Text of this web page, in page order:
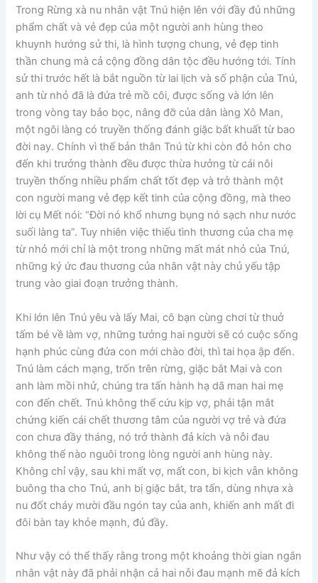
Trong Rừng xà nu nhân vật Tnú hiện lên với đầy đủ những
phẩm chất và vẻ đẹp của một người anh hùng theo
khuynh hướng sử thi, là hình tượng chung, vẻ đẹp tinh
thần chung mà cả cộng đồng dân tộc đều hướng tới. Tính
sử thi trước hết là bắt nguồn từ lai lịch và số phận của Tnú,
anh từ nhỏ đã là đứa trẻ mồ côi, được sống và lớn lên
trong vòng tay bảo bọc, nâng đỡ của dân làng Xô Man,
một ngôi làng có truyền thống đánh giặc bất khuất từ bao
đời nay. Chính vì thế bản thân Tnú từ khi còn đỏ hỏn cho
đến khi trưởng thành đều được thừa hưởng từ cái nôi
truyền thống nhiều phẩm chất tốt đẹp và trở thành một
con người mang vẻ đẹp kết tinh của cộng đồng, mà theo
lời cụ Mết nói: “Đời nó khổ nhưng bụng nó sạch như nước
suối làng ta”. Tuy nhiên việc thiếu tình thương của cha mẹ
từ nhỏ mới chỉ là một trong những mất mát nhỏ của Tnú,
những ký ức đau thương của nhân vật này chủ yếu tập
trung vào giai đoạn trưởng thành.
Khi lớn lên Tnú yêu và lấy Mai, cô bạn cùng chơi từ thuở
tấm bé về làm vợ, những tưởng hai người sẽ có cuộc sống
hạnh phúc cùng đứa con mới chào đời, thì tai họa ập đến.
Tnú làm cách mạng, trốn trên rừng, giặc bắt Mai và con
anh làm mồi nhử, chúng tra tấn hành hạ dã man hai mẹ
con đến chết. Tnú không thể cứu kịp vợ, phải tận mắt
chứng kiến cái chết thương tâm của người vợ trẻ và đứa
con chưa đầy tháng, nó trở thành đả kích và nỗi đau
không thể nào nguôi trong lòng người anh hùng này.
Không chỉ vậy, sau khi mất vợ, mất con, bi kịch vẫn không
buông tha cho Tnú, anh bị giặc bắt, tra tấn, dùng nhựa xà
nu đốt cháy mười đầu ngón tay của anh, khiến anh mất đi
đôi bàn tay khỏe mạnh, đủ đầy.
Như vậy có thể thấy rằng trong một khoảng thời gian ngắn
nhân vật này đã phải nhận cả hai nỗi đau mạnh mẽ đả kích